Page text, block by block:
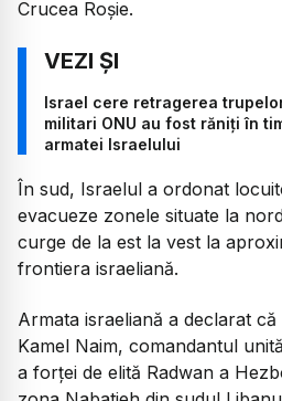
Crucea Roșie.
Israel cere retragerea
militari ONU au fost răniți în
armatei Israelului
În sud, Israelul a ordonat
evacueze zonele situate la
curge de la est la vest la
frontiera israeliană.
Armata israeliană a declarat
Kamel Naim, comandantul
a forței de elită Radwan a